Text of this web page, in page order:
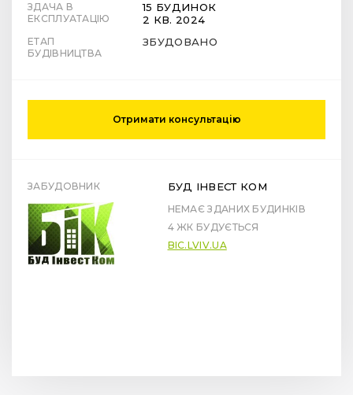
ЗДАЧА В
ЕКСПЛУАТАЦІЮ
15 БУДИНОК
2 КВ. 2024
ЕТАП
БУДІВНИЦТВА
ЗБУДОВАНО
Отримати консультацію
ЗАБУДОВНИК БУД ІНВЕСТ КОМ
НЕМАЄ ЗДАНИХ БУДИНКІВ
4 ЖК БУДУЄТЬСЯ
BIC.LVIV.UA